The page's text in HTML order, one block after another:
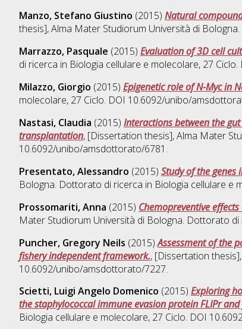
Manzo, Stefano Giustino (2015) Natural
thesis], Alma Mater Studiorum Università di
Marrazzo, Pasquale (2015) Evaluation of 3D cell
di ricerca in Biologia cellulare e molecolare, 27
Milazzo, Giorgio (2015) Epigenetic role of N-Myc in
molecolare, 27 Ciclo. DOI 10.6092/unibo/
Nastasi, Claudia (2015) Interactions between the
transplantation, [Dissertation thesis], Alma Mater
10.6092/unibo/amsdottorato/6781.
Presentato, Alessandro (2015) Study of the genes
Bologna. Dottorato di ricerca in Biologia cellulare e
Prossomariti, Anna (2015) Chemopreventive
Mater Studiorum Università di Bologna. Dottorato di
Puncher, Gregory Neils (2015)Assessment of the
fishery independent framework., [Dissertation
10.6092/unibo/amsdottorato/7227.
Scietti, Luigi Angelo Domenico (2015) Exploring
the staphylococcal immune evasion protein FLIPr
Biologia cellulare e molecolare, 27 Ciclo. DOI